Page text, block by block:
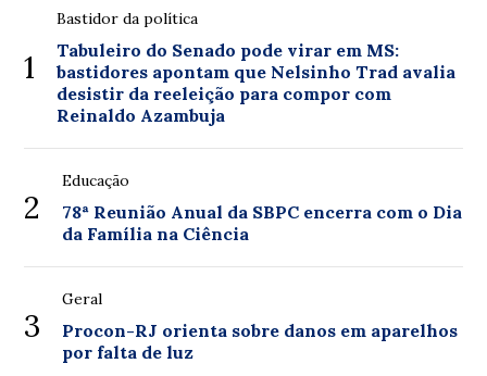
1
Bastidor da política
Tabuleiro do Senado pode virar em MS:
bastidores apontam que Nelsinho Trad avalia
desistir da reeleição para compor com
Reinaldo Azambuja
2
Educação
78ª Reunião Anual da SBPC encerra com o Dia
da Família na Ciência
3
Geral
Procon-RJ orienta sobre danos em aparelhos
por falta de luz